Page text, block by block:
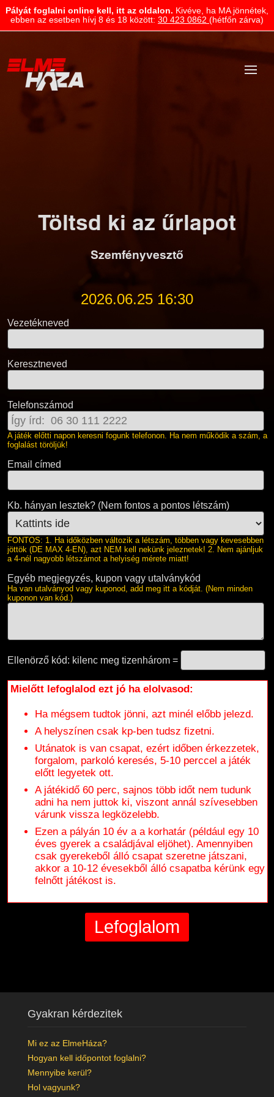
Pályát foglalni online kell, itt az oldalon. Kivéve, ha MA jönnétek,
ebben az esetben hívj 8 és 18 között: 30 423 0862 (hétfőn zárva)
Töltsd ki az űrlapot
Szemfényvesztő
2026.06.25 16:30
Vezetékneved
Keresztneved
Telefonszámod
A játék előtti napon keresni fogunk telefonon. Ha nem működik a szám, a
foglalást töröljük!
Email címed
Kb. hányan lesztek? (Nem fontos a pontos létszám)
FONTOS: 1. Ha időközben változik a létszám, többen vagy kevesebben
jöttök (DE MAX 4-EN), azt NEM kell nekünk jeleznetek! 2. Nem ajánljuk
a 4-nél nagyobb létszámot a helyiség mérete miatt!
Egyéb megjegyzés, kupon vagy utalványkód
Ha van utalványod vagy kuponod, add meg itt a kódját. (Nem minden
kuponon van kód.)
Ellenörző kód: kilenc meg tizenhárom =
Mielőtt lefoglalod ezt jó ha elolvasod:
Ha mégsem tudtok jönni, azt minél előbb jelezd.
A helyszínen csak kp-ben tudsz fizetni.
Utánatok is van csapat, ezért időben érkezzetek,
forgalom, parkoló keresés, 5-10 perccel a játék
előtt legyetek ott.
A játékidő 60 perc, sajnos több időt nem tudunk
adni ha nem juttok ki, viszont annál szívesebben
várunk vissza legközelebb.
Ezen a pályán 10 év a a korhatár (például egy 10
éves gyerek a családjával eljöhet). Amennyiben
csak gyerekeből álló csapat szeretne játszani,
akkor a 10-12 évesekből álló csapatba kérünk egy
felnőtt játékost is.
Gyakran kérdezitek
Mi ez az ElmeHáza?
Hogyan kell időpontot foglalni?
Mennyibe kerül?
Hol vagyunk?